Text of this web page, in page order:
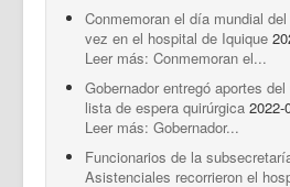
Conmemoran el día mundial
vez en el hospital de Iquique
Leer más: Conmemoran el...
Gobernador entregó aportes
lista de espera quirúrgica 2022-
Leer más: Gobernador...
Funcionarios de la
Asistenciales recorrieron el